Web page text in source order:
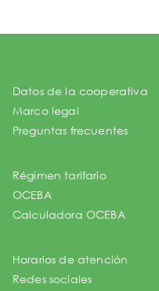
Datos de la cooperativa
Marco legal
Preguntas frecuentes
Régimen tarifario
OCEBA
Calculadora OCEBA
Horarios de atención
Redes sociales